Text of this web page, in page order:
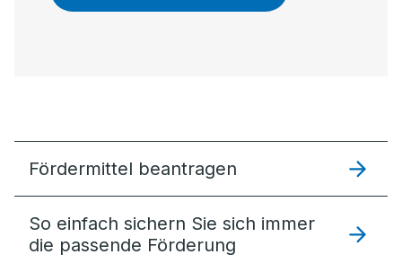
Fördermittel beantragen
So einfach sichern Sie sich immer
die passende Förderung